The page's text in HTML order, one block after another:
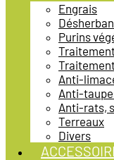
Engrais
Purins
Anti-
Anti-
Anti-rats,
Terreaux
Divers